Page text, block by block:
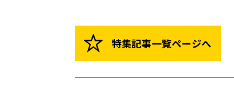
特集記事一覧ページへ